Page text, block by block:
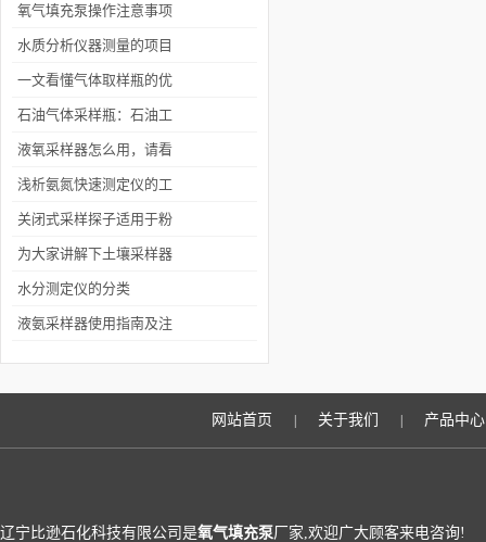
氧气填充泵操作注意事项
水质分析仪器测量的项目
有哪些呢
一文看懂气体取样瓶的优
点和使用步骤
石油气体采样瓶：石油工
业的“精确捕捉器”
液氧采样器怎么用，请看
这些步骤
浅析氨氮快速测定仪的工
作原理和优点
关闭式采样探子适用于粉
末、小颗粒、小晶体等固
体化工产品采样
为大家讲解下土壤采样器
的产品特点和使用方法
水分测定仪的分类
液氨采样器使用指南及注
网站首页 关于我们 产品中心
辽宁比逊石化科技有限公司是氧气填充泵厂家,欢迎广大顾客来电咨询!